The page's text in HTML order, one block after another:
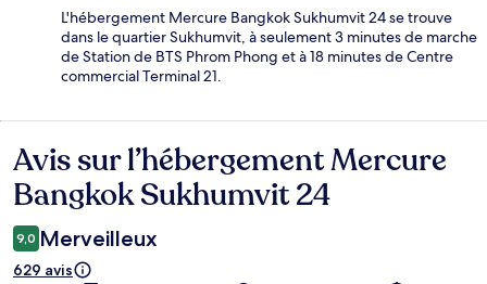
L'hébergement Mercure Bangkok Sukhumvit 24 se trouve
dans le quartier Sukhumvit, à seulement 3 minutes de marche
de Station de BTS Phrom Phong et à 18 minutes de Centre
commercial Terminal 21.
Avis
Avis sur l’hébergement Mercure
Bangkok Sukhumvit 24
9,0 Merveilleux
629 avis